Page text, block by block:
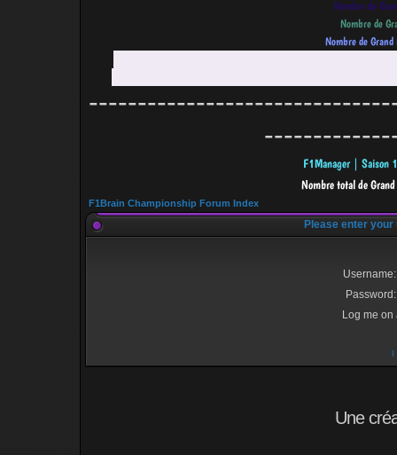
F1Brain Championship Forum Index
Please enter
Username:
Password:
Log me
I
Une